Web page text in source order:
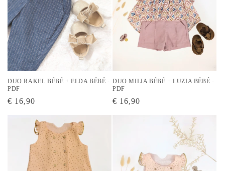
o
n
:
DUO RAKEL BÉBÉ + ELDA BÉBÉ -
PDF
Prix
€ 16,90
DUO MILIA BÉBÉ + LUZIA BÉBÉ -
PDF
Prix
€ 16,90